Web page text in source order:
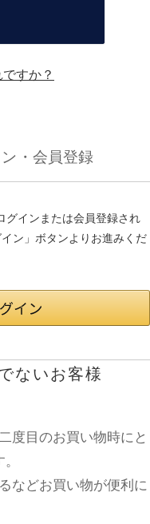
すか？
・会員登録
グインまたは会員登録され
ン」ボタンよりお進みくだ
ないお客様
度目のお買い物時にと
などお買い物が便利に